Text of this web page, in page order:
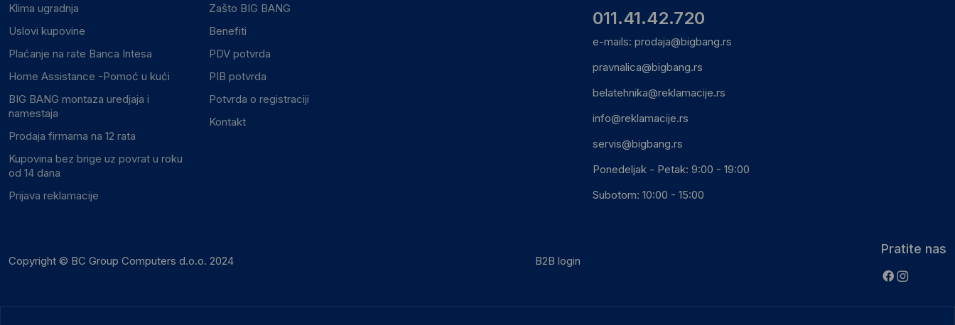
Klima ugradnja
Uslovi kupovine
Plaćanje na rate Banca Intesa
Home Assistance -Pomoć u kući
BIG BANG montaza uredjaja i
namestaja
Prodaja firmama na 12 rata
Kupovina bez brige uz povrat u roku
od 14 dana
Prijava reklamacije
Zašto BIG BANG
Benefiti
PDV potvrda
PIB potvrda
Potvrda o registraciji
Kontakt
011.41.42.720
e-mails: prodaja@bigbang.rs
pravnalica@bigbang.rs
belatehnika@reklamacije.rs
info@reklamacije.rs
servis@bigbang.rs
Ponedeljak - Petak: 9:00 - 19:00
Subotom: 10:00 - 15:00
Copyright © BC Group Computers d.o.o. 2024 B2B login
Pratite nas